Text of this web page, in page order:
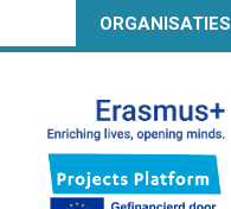
ORGANISATIES